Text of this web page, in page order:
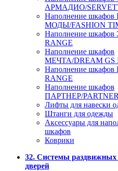
АРМАДИО/
Наполнение
МОДЫ/FASHION
Наполнение
RANGE
Наполнение шкафов
МЕЧТА/DREAM GS
Наполнение шкафов
RANGE
Наполнение шкафов
ПАРТНЕР/
Лифты для навески
Штанги для одежды
Аксессуары для
шкафов
Коврики
32. Системы раздвижных
дверей